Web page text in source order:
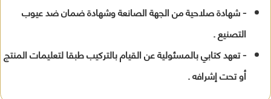
- شهادة صلاحية من الجهة الصانعة وشهادة ضمان ضد عيوب
التصنيع .
- تعهد كتابي بالمسئولية عن القيام بالتركيب طبقا لتعليمات المنتج
أو تحت إشرافه .